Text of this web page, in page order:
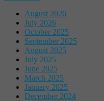
August 2026
July 2026
October 2025
September 2025
August 2025
July 2025
June 2025
March 2025
January 2025
December 2024